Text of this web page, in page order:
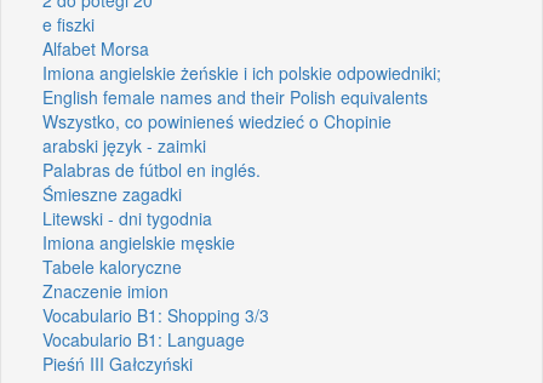
e fiszki
Alfabet Morsa
Imiona angielskie żeńskie i ich polskie odpowiedniki;
English female names and their Polish equivalents
Wszystko, co powinieneś wiedzieć o Chopinie
arabski język - zaimki
Palabras de fútbol en inglés.
Śmieszne zagadki
Litewski - dni tygodnia
Imiona angielskie męskie
Tabele kaloryczne
Znaczenie imion
Vocabulario B1: Shopping 3/3
Vocabulario B1: Language
Pieśń III Gałczyński